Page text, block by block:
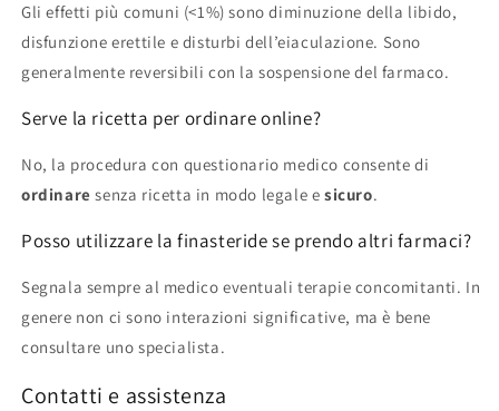
Gli effetti più comuni (<1%) sono diminuzione della libido,
disfunzione erettile e disturbi dell’eiaculazione. Sono
generalmente reversibili con la sospensione del farmaco.
Serve la ricetta per ordinare online?
No, la procedura con questionario medico consente di
ordinare senza ricetta in modo legale esicuro.
Posso utilizzare la finasteride se prendo altri farmaci?
Segnala sempre al medico eventuali terapie concomitanti. In
genere non ci sono interazioni significative, ma è bene
consultare uno specialista.
Contatti e assistenza